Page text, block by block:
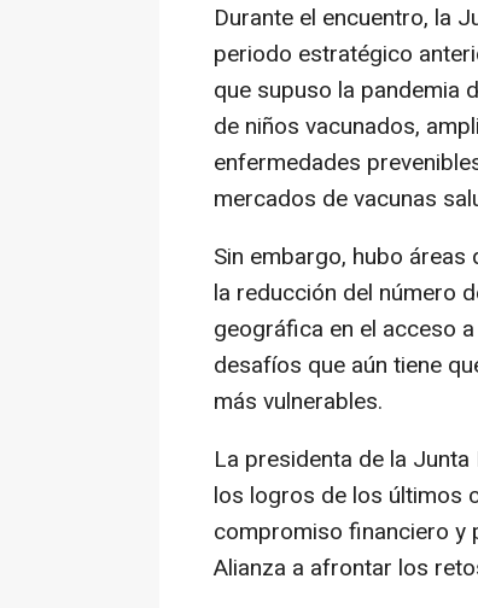
Durante el encuentro, la
periodo estratégico
que supuso la pandemia
de niños vacunados,
enfermedades
mercados de vacunas
Sin embargo, hubo
la reducción del número
geográfica en el acceso
desafíos que aún tiene
más vulnerables.
La presidenta de la
los logros de los últimos
compromiso financiero y
Alianza a afrontar los